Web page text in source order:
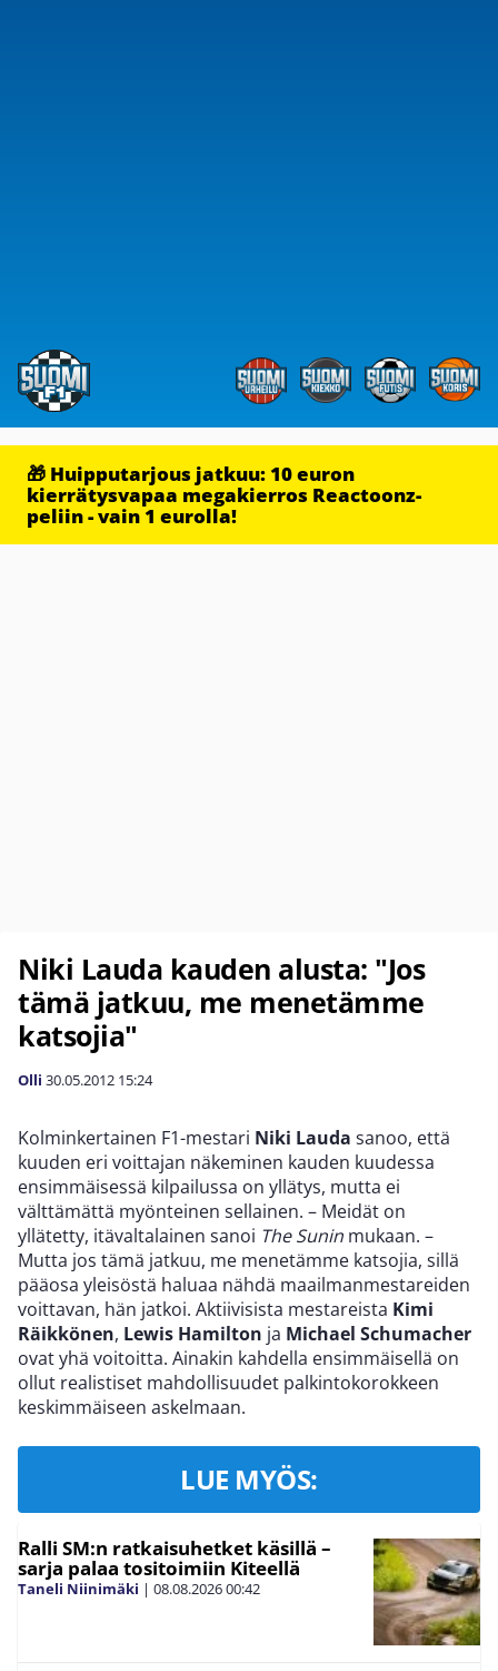
🎁 Huipputarjous jatkuu: 10 euron
kierrätysvapaa megakierros Reactoonz-
peliin - vain 1 eurolla!
Niki Lauda kauden alusta: "Jos
tämä jatkuu, me menetämme
katsojia"
Olli 30.05.2012 15:24
Kolminkertainen F1-mestari Niki Lauda sanoo, että
kuuden eri voittajan näkeminen kauden kuudessa
ensimmäisessä kilpailussa on yllätys, mutta ei
välttämättä myönteinen sellainen. – Meidät on
yllätetty, itävaltalainen sanoi The Sunin mukaan. –
Mutta jos tämä jatkuu, me menetämme katsojia, sillä
pääosa yleisöstä haluaa nähdä maailmanmestareiden
voittavan, hän jatkoi. Aktiivisista mestareista Kimi
Räikkönen, Lewis Hamilton ja Michael Schumacher
ovat yhä voitoitta. Ainakin kahdella ensimmäisellä on
ollut realistiset mahdollisuudet palkintokorokkeen
keskimmäiseen askelmaan.
LUE MYÖS:
Ralli SM:n ratkaisuhetket käsillä –
sarja palaa tositoimiin Kiteellä
Taneli Niinimäki | 08.08.202600:42